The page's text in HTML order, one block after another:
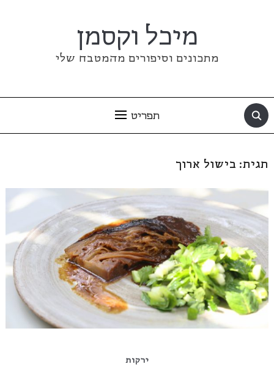
מיכל וקסמן
מתכונים וסיפורים מהמטבח שלי
תפריט
תגית: בישול ארוך
ירקות